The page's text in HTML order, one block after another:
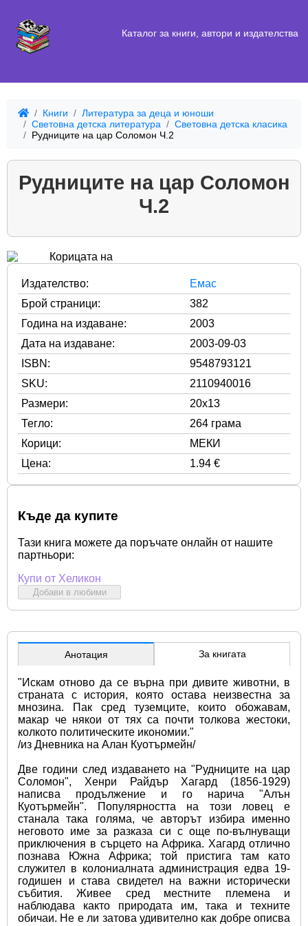
Каталог за книги, автори и издателства
Книги
Литература за деца и юноши
Световна детска литература
Световна детска класика
Рудниците на цар Соломон Ч.2
Рудниците на цар Соломон
Ч.2
Издателство:
Емас
Брой страници:
382
Година на издаване:
2003
Дата на издаване:
2003-09-03
ISBN:
9548793121
SKU:
2110940016
Размери:
20x13
Тегло:
264 грама
Корици:
МЕКИ
Цена:
1.94 €
Къде да купите
Тази книга можете да поръчате онлайн от нашите
партньори:
Купи от Хеликон
Добави в любими
Анотация За книгата
"Искам отново да се върна при дивите животни, в
страната с история, която остава неизвестна за
мнозина. Пак сред туземците, които обожавам,
макар че някои от тях са почти толкова жестоки,
колкото политическите икономии."
/из Дневника на Алан Куотърмейн/
Две години след издаването на "Рудниците на цар
Соломон", Хенри Райдър Хагард (1856-1929)
написва продължение и го нарича "Алън
Куотърмейн". Популярността на този ловец е
станала така голяма, че авторът избира именно
неговото име за разказа си с още по-вълнуващи
приключения в сърцето на Африка. Хагард отлично
познава Южна Африка; той пристига там като
служител в колониалната администрация едва 19-
годишен и става свидетел на важни исторически
събития. Живее сред местните племена и
наблюдава както природата им, така и техните
обичаи. Не е ли затова удивително как добре описва